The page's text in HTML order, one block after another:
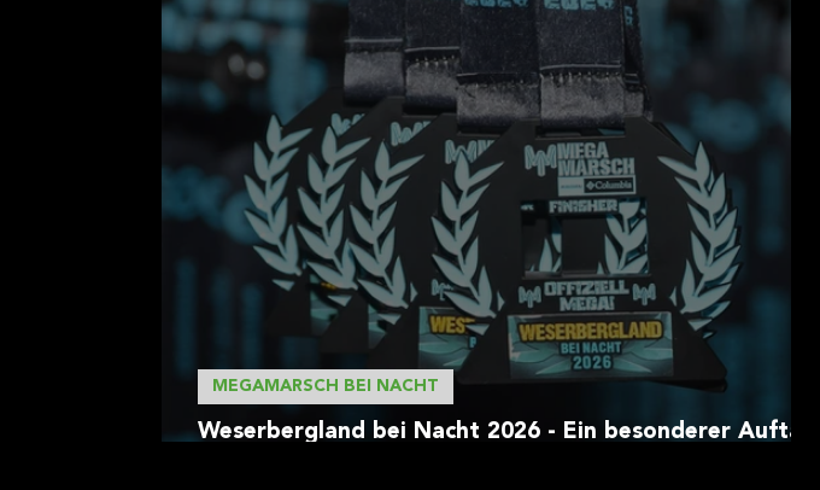
#wgwsommerspezial Packliste NEUHEIT
Weserbergland bei Nacht 2026 - Ein besonderer Auftakt
MEGAMARSCH BEI NACHT